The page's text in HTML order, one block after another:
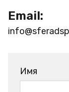
Email:
Имя